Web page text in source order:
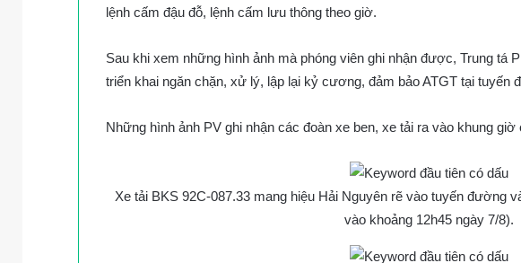
lệnh cấm đậu đỗ, lệnh cấm lưu thông theo giờ.
Sau khi xem những hình ảnh mà phóng viên ghi nhận được, Trung tá
triển khai ngăn chặn, xử lý, lập lại kỷ cương, đảm bảo ATGT tại tuyến
Những hình ảnh PV ghi nhận các đoàn xe ben, xe tải ra vào khung
Xe tải BKS 92C-087.33 mang hiệu Hải Nguyên rẽ vào tuyến đường
vào khoảng 12h45 ngày 7/8).